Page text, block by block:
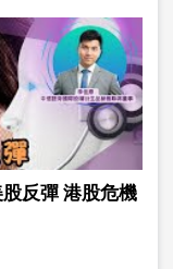
反彈 港股危機